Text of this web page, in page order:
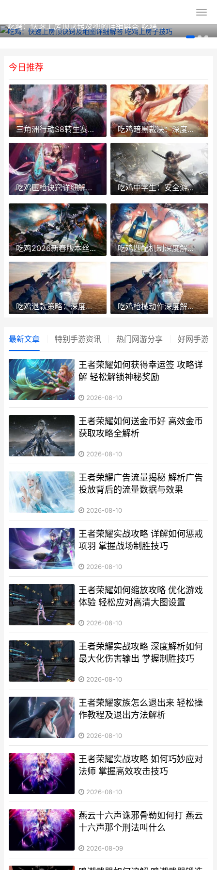
吃鸡：快速上房顶诀窍及地图详细解答 吃鸡上房子技巧
今日推荐
三角洲行动S8转生赛伊德玩法马上上线 海外玩三角洲行动延迟高如何化解 三角洲8攻略 吃鸡暗黑裁决：深度评价及游戏尝试 暗黑裁决皮肤
吃鸡压枪诀窍详细解答：从入门到进阶，轻松掌控战场 吃鸡游戏压枪教学 吃鸡中学生：安全游戏，快乐学习，玩转吃鸡诀窍 搜索吃鸡小学生
吃鸡2026新春版本丝路贺新春爆料 吃鸡新版本介绍 吃鸡匹配机制深度解析：技术、运气和策略的博弈 吃鸡的匹配机制
吃鸡退款策略：深度解析退款流程及注意事项 吃鸡退款绝对成功的理由 吃鸡枪械动作深度解析：从细节之处提高游戏尝试 吃鸡持枪姿势有变化
最新文章 特别手游资讯 热门网游分享 好网手游
王者荣耀如何获得幸运签 攻略详
解 轻松解锁神秘奖励
2026-08-10
王者荣耀如何送金币好 高效金币
获取攻略全解析
2026-08-10
王者荣耀广告流量揭秘 解析广告
投放背后的流量数据与效果
2026-08-10
王者荣耀实战攻略 详解如何惩戒
项羽 掌握战场制胜技巧
2026-08-10
王者荣耀如何缩放攻略 优化游戏
体验 轻松应对高清大图设置
2026-08-10
王者荣耀实战攻略 深度解析如何
最大化伤害输出 掌握制胜技巧
2026-08-10
王者荣耀家族怎么退出来 轻松操
作教程及退出方法解析
2026-08-10
王者荣耀实战攻略 如何巧妙应对
法师 掌握高效攻击技巧
2026-08-10
燕云十六声诛邪骨勒如何打 燕云
十六声那个刑法叫什么
2026-08-09